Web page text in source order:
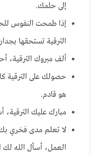
إلى حلمك.
إذا طمحت النفوس
الترقية تستحقها
ألف مبروك الترقية،
حصولك على الترقية
هو قادم.
مبارك عليك الترقية،
لا تعلم مدى فخري
العمل، أسأل الله لك